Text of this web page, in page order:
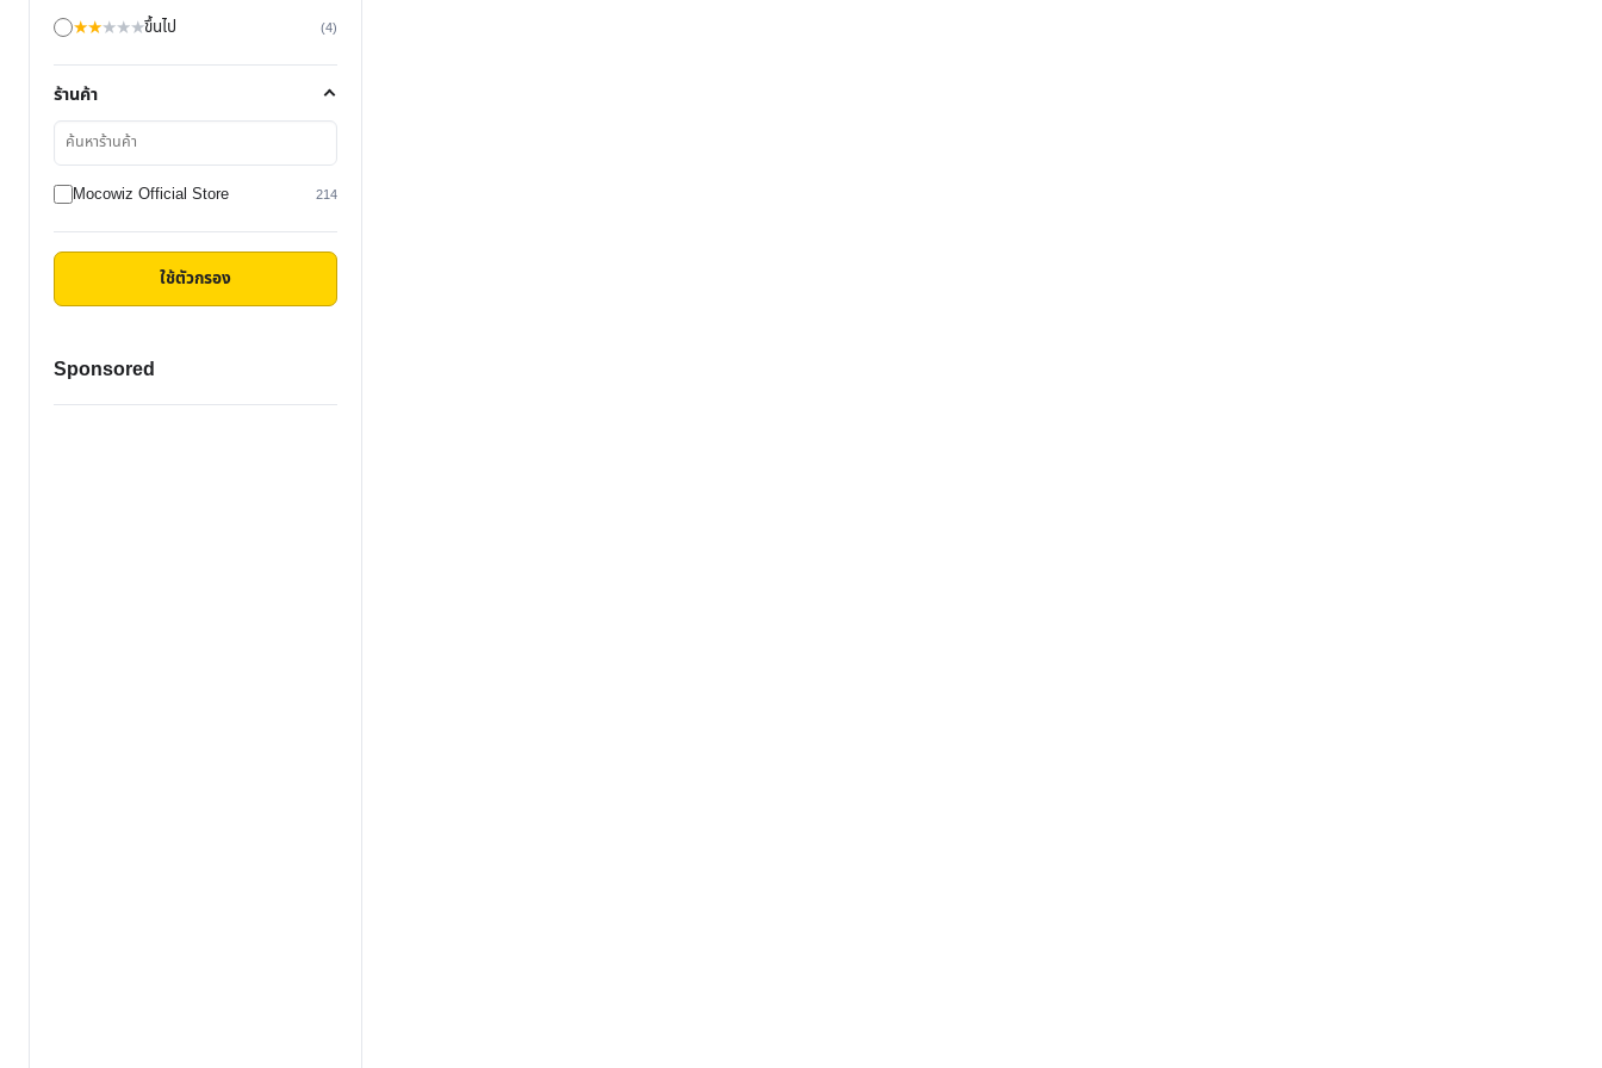
★★★★★ขึ้นไป (4)
ร้านค้า
ค้นหา
ร้าน
ค้าMocowiz Official Store 214
ใช้ตัวกรอง
Sponsored